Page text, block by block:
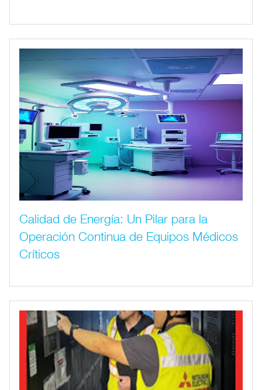
Calidad de Energía: Un Pilar para la
Operación Continua de Equipos Médicos
Críticos